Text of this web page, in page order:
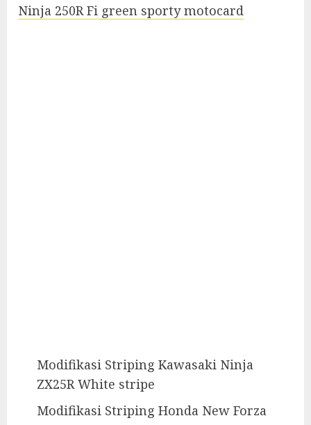
Ninja 250R Fi green sporty motocard
Modifikasi Striping Kawasaki Ninja
ZX25R White stripe
Modifikasi Striping Honda New Forza